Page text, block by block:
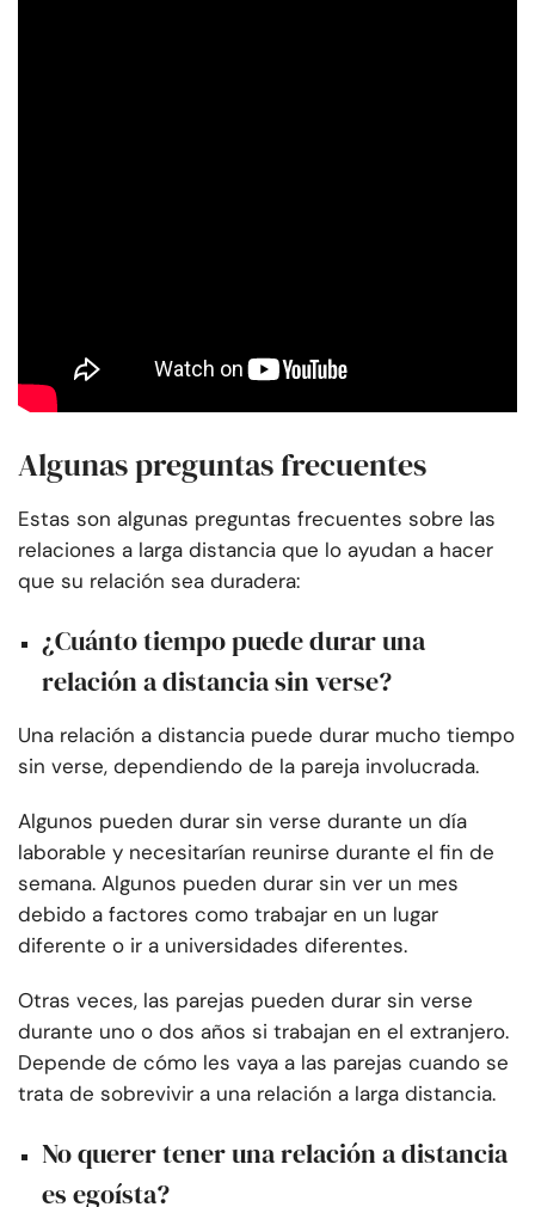
Algunas preguntas frecuentes
Estas son algunas preguntas frecuentes sobre las
relaciones a larga distancia que lo ayudan a hacer
que su relación sea duradera:
¿Cuánto tiempo puede durar una
relación a distancia sin verse?
Una relación a distancia puede durar mucho tiempo
sin verse, dependiendo de la pareja involucrada.
Algunos pueden durar sin verse durante un día
laborable y necesitarían reunirse durante el fin de
semana. Algunos pueden durar sin ver un mes
debido a factores como trabajar en un lugar
diferente o ir a universidades diferentes.
Otras veces, las parejas pueden durar sin verse
durante uno o dos años si trabajan en el extranjero.
Depende de cómo les vaya a las parejas cuando se
trata de sobrevivir a una relación a larga distancia.
No querer tener una relación a distancia
es egoísta?